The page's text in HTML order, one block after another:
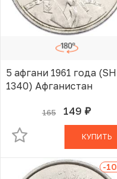
5 афгани 1961 года (SH
1340) Афганистан
165 149 руб.
В КОРЗИНЕ
КУПИТЬ
-10